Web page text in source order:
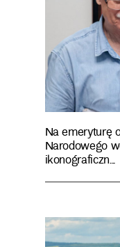
Na emeryturę
Narodowego
ikonograficzn...